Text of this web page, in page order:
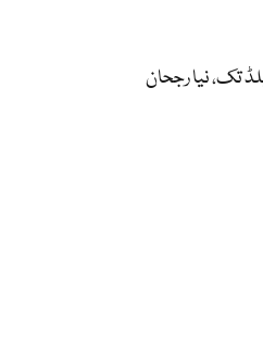
تک، نیا رجحان